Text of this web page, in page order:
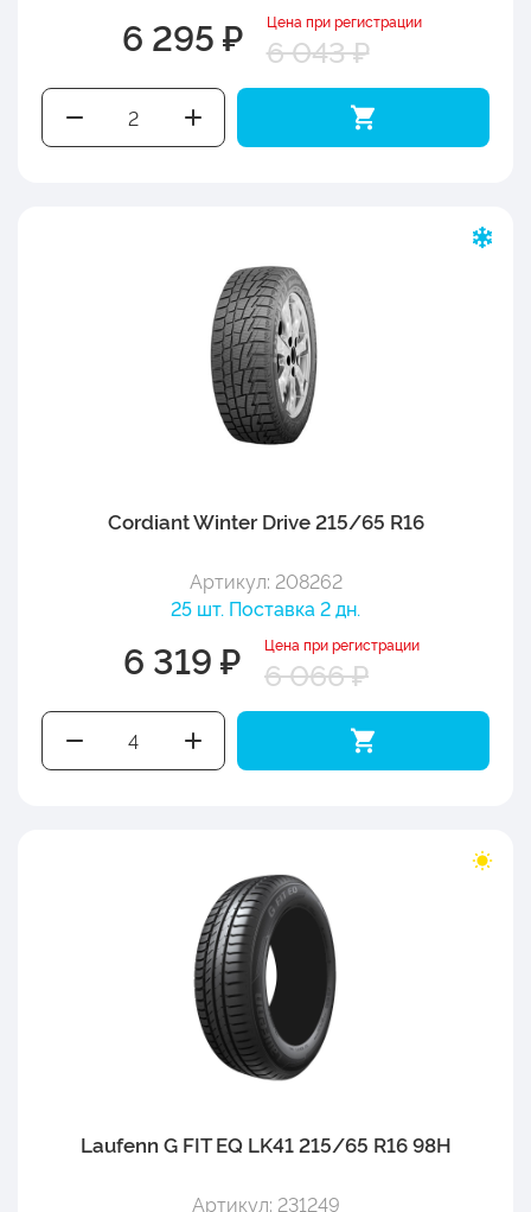
6 295 ₽ Цена при регистрации
6 043 ₽
Cordiant Winter Drive 215/65 R16
Артикул: 208262
25 шт. Поставка 2 дн.
6 319 ₽ Цена при регистрации
6 066 ₽
Laufenn G FIT EQ LK41 215/65 R16 98H
Артикул: 231249